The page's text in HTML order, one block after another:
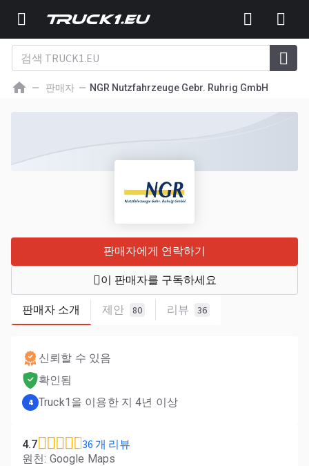
판매자 NGR Nutzfahrzeuge Gebr. Ruhrig GmbH
판매자 소개 제안 80 리뷰 36
판매자에게 연락하기
이 판매자를 구독하세요
신뢰할 수 있음
확인됨
4 Truck1을 이용한 지 4년 이상
4.7 36 개 리뷰
원천: Google Maps